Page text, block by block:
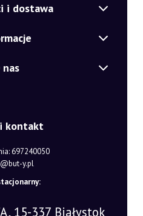
i dostawa
nas
kontakt
697240050
y.pl
15-337 Białystok